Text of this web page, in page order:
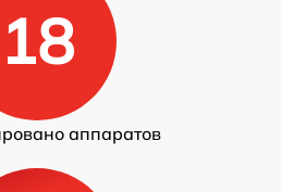
18
аппаратов